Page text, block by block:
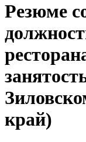
Резюме
край)